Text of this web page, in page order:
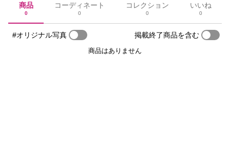
商品
0
コーディネート
0
コレクション
0
いいね
0
#オリジナル写真 掲載終了商品を含む
商品はありません